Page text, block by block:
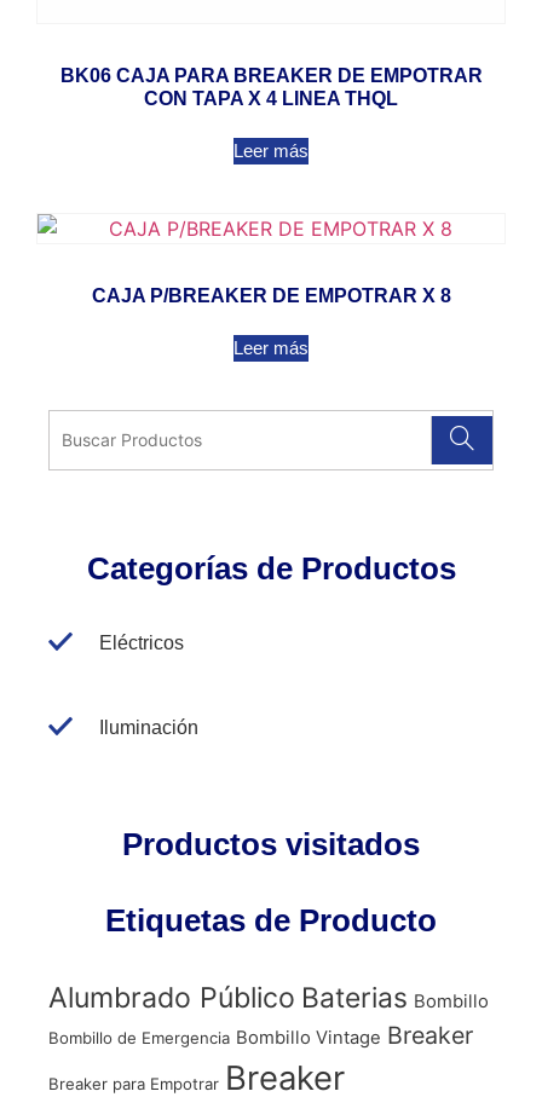
BK06 CAJA PARA BREAKER DE EMPOTRAR
CON TAPA X 4 LINEA THQL
Leer más
CAJA P/BREAKER DE EMPOTRAR X 8
Leer más
Categorías de Productos
Eléctricos
Iluminación
Productos visitados
Etiquetas de Producto
Alumbrado Público Baterias Bombillo
Bombillo de Emergencia Bombillo Vintage Breaker
Breaker para Empotrar Breaker